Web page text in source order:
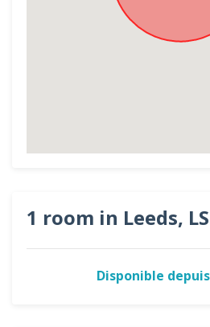
1 room in Leeds,
Disponible